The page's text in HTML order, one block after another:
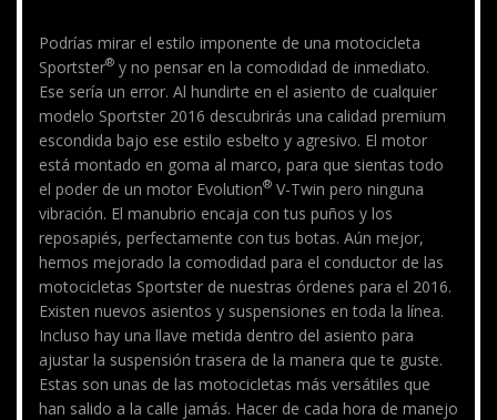
Podrías mirar el estilo imponente de una motocicleta
Sportster® y no pensar en la comodidad de inmediato.
Ese sería un error. Al hundirte en el asiento de cualquier
modelo Sportster 2016 descubrirás una calidad premium
escondida bajo ese estilo esbelto y agresivo. El motor
está montado en goma al marco, para que sientas todo
el poder de un motor Evolution® V-Twin pero ninguna
vibración. El manubrio encaja con tus puños y los
reposapiés, perfectamente con tus botas. Aún mejor,
hemos mejorado la comodidad para el conductor de las
motocicletas Sportster de nuestras órdenes para el 2016.
Existen nuevos asientos y suspensiones en toda la línea.
Incluso hay una llave metida dentro del asiento para
ajustar la suspensión trasera de la manera que te guste.
Estas son unas de las motocicletas más versátiles que
han salido a la calle jamás. Hacer de cada hora de manejo